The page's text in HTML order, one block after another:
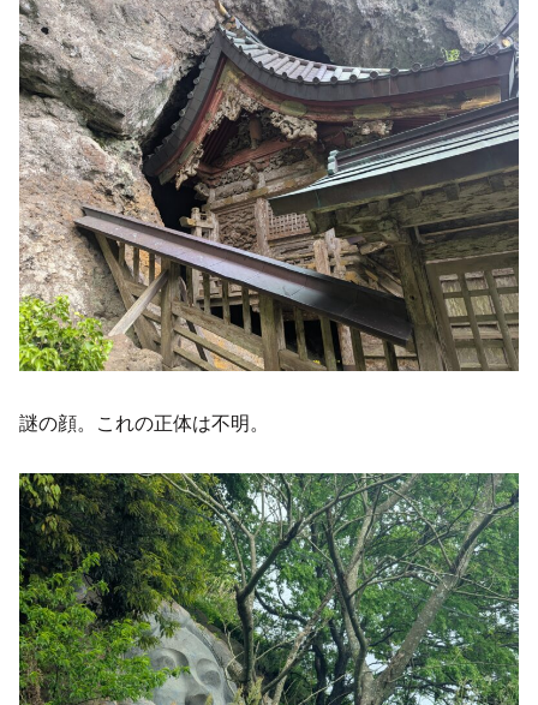
謎の顔。これの正体は不明。